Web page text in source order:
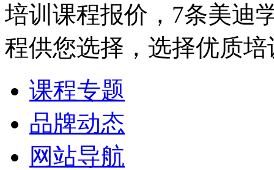
培训课程报价，7条美迪
程供您选择，选择优质
课程专题
品牌动态
网站导航